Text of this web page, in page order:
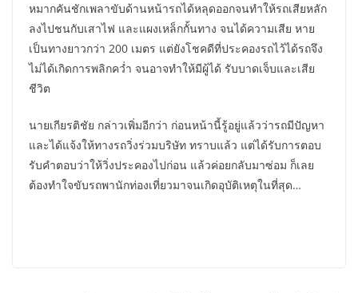
หมากคันชักเพลาขับด้านหน้ารถได้หลุดออกจนทำให้รถเสียหลัก
ลงไปชนกับเสาไฟ และแผงเหล็กกั้นทาง จนได้ความเสีย หาย
เป็นทางยาวกว่า 200 เมตร แต่ยังโชคดีที่ประคองรถไว้ได้รถจึง
ไม่ได้เกิดการพลิกคว่ำ จนอาจทำให้มีผู้ได้ รับบาดเจ็บและเสีย
ชีวิต
นายเกียรติชัย กล่าวเพิ่มอีกว่า ก่อนหน้านี้รู้อยู่แล้วว่ารถมีปัญหา
และได้แจ้งให้ทางรถวิ่งร่วมบริษัท ทราบแล้ว แต่ได้รับการตอบ
รับคำตอบว่าให้วิ่งประคองไปก่อน แล้วค่อยกลับมาซ่อม ก็เลย
ต้องทำใจขับรถพานักท่องเที่ยวมาจนเกิดอุบัติเหตุในที่สุด…